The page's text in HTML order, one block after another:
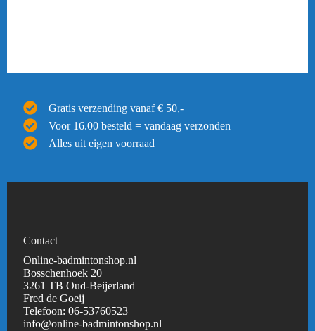
Gratis verzending vanaf € 50,-
Voor 16.00 besteld = vandaag verzonden
Alles uit eigen voorraad
Contact
Online-badmintonshop.nl
Bosschenhoek 20
3261 TB Oud-Beijerland
Fred de Goeij
Telefoon:06-53760523
info@online-badmintonshop.nl